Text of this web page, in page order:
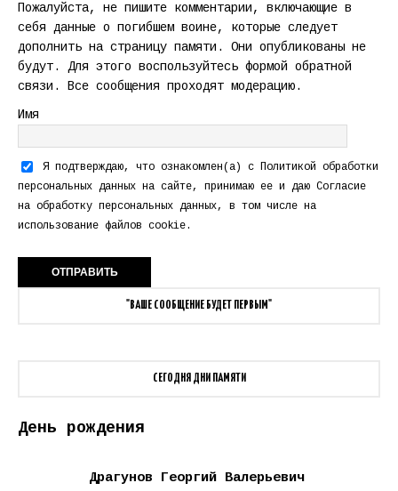
Пожалуйста, не пишите комментарии, включающие в
себя данные о погибшем воине, которые следует
дополнить на страницу памяти. Они опубликованы не
будут. Для этого воспользуйтесь формой обратной
связи. Все сообщения проходят модерацию.
Имя
Я подтверждаю, что ознакомлен(а) с Политикой обработки
персональных данных на сайте, принимаю ее и даю Согласие
на обработку персональных данных, в том числе на
использование файлов cookie.
"ВАШЕ СООБЩЕНИЕ БУДЕТ ПЕРВЫМ"
СЕГОДНЯ ДНИ ПАМЯТИ
День рождения
Драгунов Георгий Валерьевич